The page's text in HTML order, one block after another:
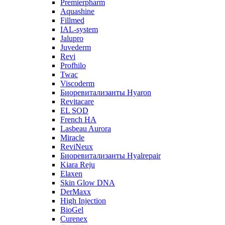
Premierpharm
Aquashine
Fillmed
IAL-system
Jalupro
Juvederm
Revi
Profhilo
Twac
Viscoderm
Биоревитализанты Hyaron
Revitacare
EL SOD
French HA
Lasbeau Aurora
Miracle
ReviNeux
Биоревитализанты Hyalrepair
Kiara Reju
Elaxen
Skin Glow DNA
DerMaxx
High Injection
BioGel
Curenex